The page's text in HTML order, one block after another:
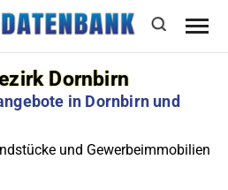
Dornbirn
in Dornbirn und
und Gewerbeimmobilien